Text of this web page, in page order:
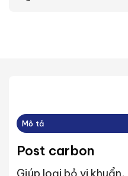
Mô tả
Post carbon
Giúp loại bỏ vi